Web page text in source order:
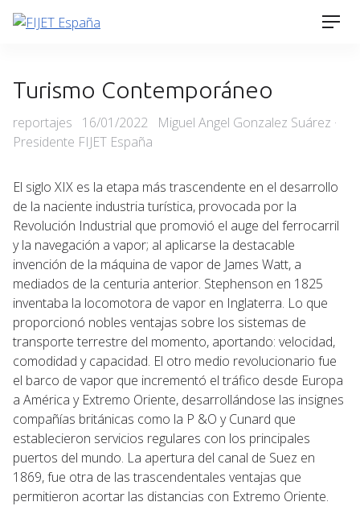
Skip
Turismo Contemporáneo
Categories
reportajes
Posted
on
16/01/2022
Miguel Angel Gonzalez Suárez ·
Presidente FIJET España
El siglo XIX es la etapa más trascendente en el desarrollo
de la naciente industria turística, provocada por la
Revolución Industrial que promovió el auge del ferrocarril
y la navegación a vapor; al aplicarse la destacable
invención de la máquina de vapor de James Watt, a
mediados de la centuria anterior. Stephenson en 1825
inventaba la locomotora de vapor en Inglaterra. Lo que
proporcionó nobles ventajas sobre los sistemas de
transporte terrestre del momento, aportando: velocidad,
comodidad y capacidad. El otro medio revolucionario fue
el barco de vapor que incrementó el tráfico desde Europa
a América y Extremo Oriente, desarrollándose las insignes
compañías británicas como la P &O y Cunard que
establecieron servicios regulares con los principales
puertos del mundo. La apertura del canal de Suez en
1869, fue otra de las trascendentales ventajas que
permitieron acortar las distancias con Extremo Oriente.